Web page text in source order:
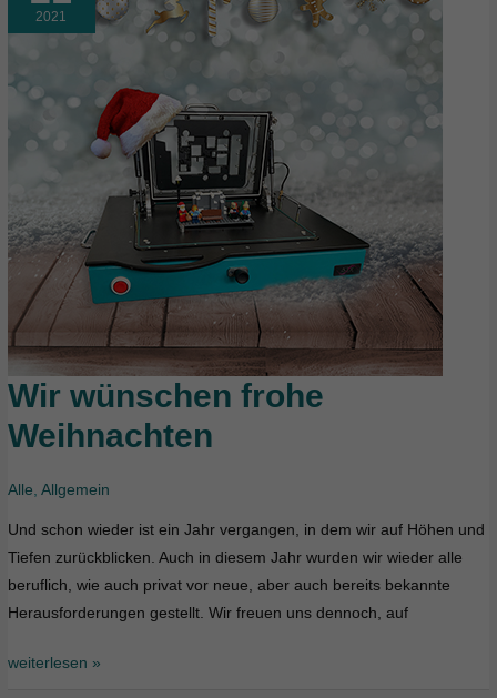
2021
Wir wünschen frohe
Weihnachten
Alle,Allgemein
Und schon wieder ist ein Jahr vergangen, in dem wir auf Höhen und
Tiefen zurückblicken. Auch in diesem Jahr wurden wir wieder alle
beruflich, wie auch privat vor neue, aber auch bereits bekannte
Herausforderungen gestellt. Wir freuen uns dennoch, auf
Wir
frohe
weiterlesen »